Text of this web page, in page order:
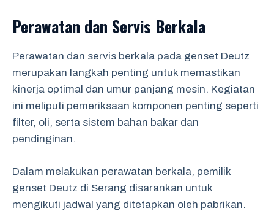
Perawatan dan Servis Berkala
Perawatan dan servis berkala pada genset Deutz
merupakan langkah penting untuk memastikan
kinerja optimal dan umur panjang mesin. Kegiatan
ini meliputi pemeriksaan komponen penting seperti
filter, oli, serta sistem bahan bakar dan
pendinginan.
Dalam melakukan perawatan berkala, pemilik
genset Deutz di Serang disarankan untuk
mengikuti jadwal yang ditetapkan oleh pabrikan.